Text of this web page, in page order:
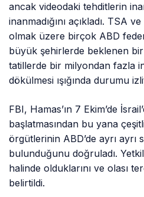
ancak videodaki tehditlerin
inanmadığını açıkladı. TSA
olmak üzere birçok ABD
büyük şehirlerde beklenen
tatillerde bir milyondan fazla
dökülmesi ışığında durumu
FBI, Hamas’ın 7 Ekim’de
başlatmasından bu yana
örgütlerinin ABD’de ayrı ayrı
bulunduğunu doğruladı.
halinde olduklarını ve olası
belirtildi.